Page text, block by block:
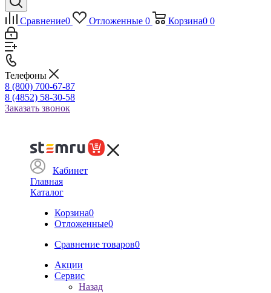
Сравнение0 Отложенные 0 Корзина0 0
Телефоны
8 (800) 700-67-87
8 (4852) 58-30-58
Заказать звонок
Кабинет
Главная
Каталог
Корзина0
Отложенные0
Сравнение товаров0
Акции
Сервис
Назад